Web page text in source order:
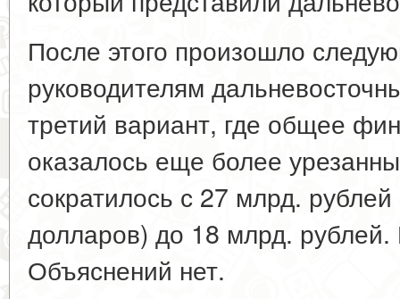
После этого произошло
руководителям
третий вариант, где общее
оказалось еще более
сократилось с 27 млрд.
долларов) до 18 млрд.
Объяснений нет.